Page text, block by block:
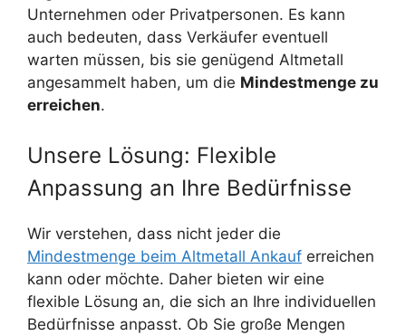
Unternehmen oder Privatpersonen. Es kann
auch bedeuten, dass Verkäufer eventuell
warten müssen, bis sie genügend Altmetall
angesammelt haben, um die Mindestmenge zu
erreichen.
Unsere Lösung: Flexible
Anpassung an Ihre Bedürfnisse
Wir verstehen, dass nicht jeder die
Mindestmenge beim Altmetall Ankauf erreichen
kann oder möchte. Daher bieten wir eine
flexible Lösung an, die sich an Ihre individuellen
Bedürfnisse anpasst. Ob Sie große Mengen